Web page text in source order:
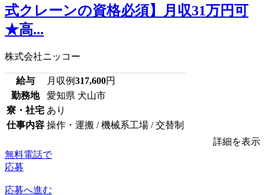
式クレーンの資格必須】月収31万円可
★高...
株式会社ニッコー
給与 月収例317,600円
勤務地
愛知県 犬山市
寮・社宅 あり
仕事内容 操作・運搬 / 機械系工場 / 交替制
詳細を表示
無料電話で
応募
応募へ進む